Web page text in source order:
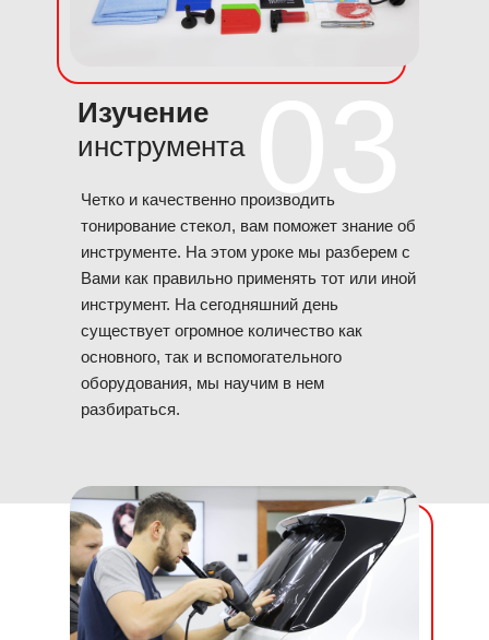
Изучение
инструмента
Четко и качественно производить
тонирование стекол, вам поможет знание об
инструменте. На этом уроке мы разберем с
Вами как правильно применять тот или иной
инструмент. На сегодняшний день
существует огромное количество как
основного, так и вспомогательного
оборудования, мы научим в нем
разбираться.